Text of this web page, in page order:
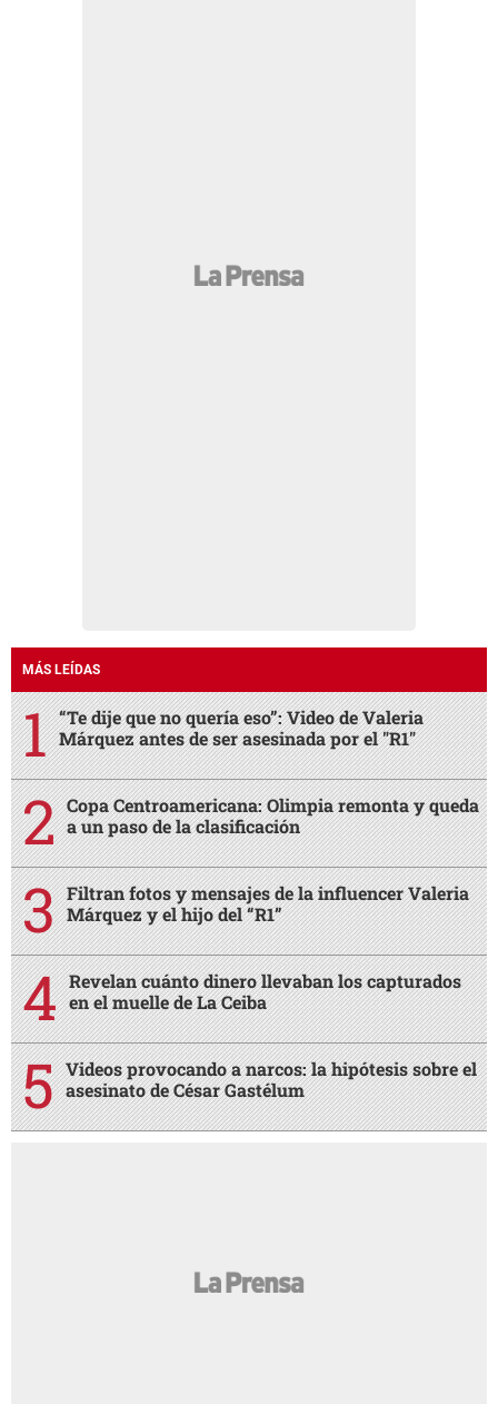
MÁS LEÍDAS
“Te dije que no quería eso”: Video de Valeria
Márquez antes de ser asesinada por el "R1"
Copa Centroamericana: Olimpia remonta y queda
a un paso de la clasificación
Filtran fotos y mensajes de la influencer Valeria
Márquez y el hijo del “R1”
Revelan cuánto dinero llevaban los capturados
en el muelle de La Ceiba
Videos provocando a narcos: la hipótesis sobre el
asesinato de César Gastélum